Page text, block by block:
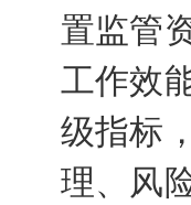
置监管
工作效
级指标
理、风